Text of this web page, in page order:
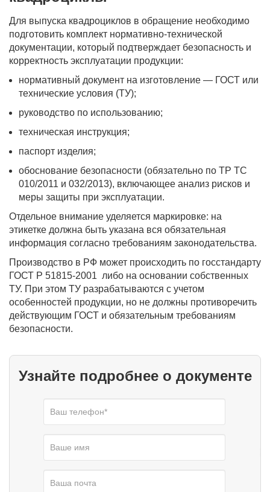
Для выпуска квадроциклов в обращение необходимо
подготовить комплект нормативно-технической
документации, который подтверждает безопасность и
корректность эксплуатации продукции:
нормативный документ на изготовление — ГОСТ или
технические условия (ТУ);
руководство по использованию;
техническая инструкция;
паспорт изделия;
обоснование безопасности (обязательно по ТР ТС
010/2011 и 032/2013), включающее анализ рисков и
меры защиты при эксплуатации.
Отдельное внимание уделяется маркировке: на
этикетке должна быть указана вся обязательная
информация согласно требованиям законодательства.
Производство в РФ может происходить по госстандарту
ГОСТ Р 51815-2001 либо на основании собственных
ТУ. При этом ТУ разрабатываются с учетом
особенностей продукции, но не должны противоречить
действующим ГОСТ и обязательным требованиям
безопасности.
Узнайте подробнее о документе